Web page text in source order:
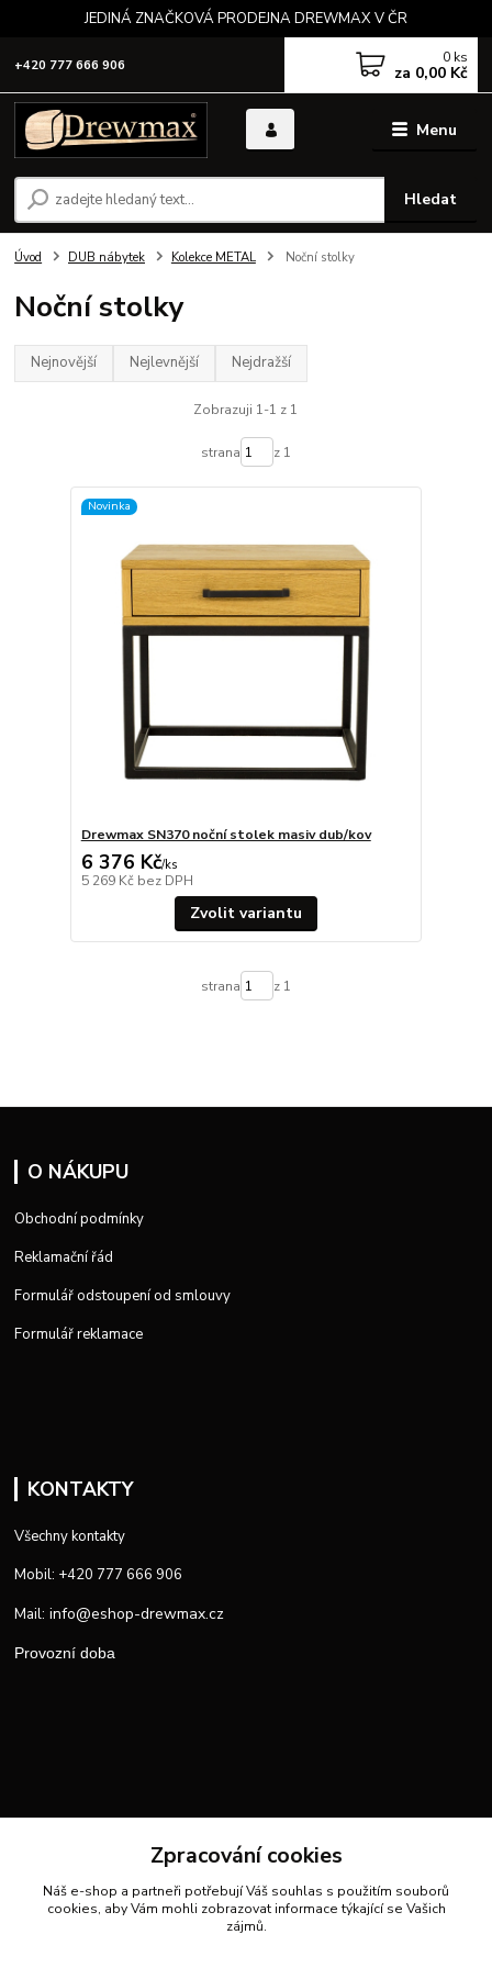
JEDINÁ ZNAČKOVÁ PRODEJNA DREWMAX V ČR
Menu
Hledat
+420 777 666 906 0 ks
za 0,00 Kč
Úvod DUB nábytek Kolekce METAL Noční stolky
Noční stolky
Nejnovější Nejlevnější Nejdražší
Zobrazuji 1-1 z 1
strana z 1
Novinka
Drewmax SN370 noční stolek masiv dub/kov
6 376 Kč/ks
5 269 Kč bez DPH
Zvolit variantu
strana z 1
O NÁKUPU
Obchodní podmínky
Reklamační řád
Formulář odstoupení od smlouvy
Formulář reklamace
KONTAKTY
Všechny kontakty
Mobil: +420 777 666 906
Mail: info@eshop-drewmax.cz
Provozní doba
Zpracování cookies
Náš e-shop a partneři potřebují Váš souhlas s použitím souborů
cookies, aby Vám mohli zobrazovat informace týkající se Vašich
zájmů.